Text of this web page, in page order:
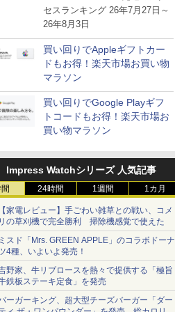
が注目を集める
セスランキング 26年7月27日～
26年8月3日
買い回りでAppleギフトカー
ドもお得！楽天市場お買い物
マラソン
買い回りでGoogle Playギフ
トコードもお得！楽天市場お
買い物マラソン
Impress Watchシリーズ 人気記事
24時間 1週間 1カ月
家電レビュー】手ごわい雑草との戦い、コメ
の草刈機で完全勝利 掃除機感覚で使えた
スド「Mrs. GREEN APPLE」のコラボドーナ
4種、いよいよ発売！
野家、牛リブロースを熱々で提供する「極旨
鉄板ステーキ定食」を発売
ーガーキング、超大型チーズバーガー「ダー